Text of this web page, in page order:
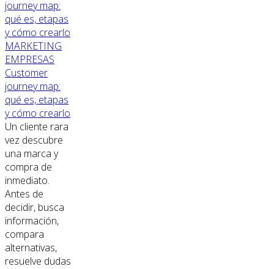
MARKETING
EMPRESAS
Customer
journey map:
qué es, etapas
y cómo crearlo
Un cliente rara
vez descubre
una marca y
compra de
inmediato.
Antes de
decidir, busca
información,
compara
alternativas,
resuelve dudas